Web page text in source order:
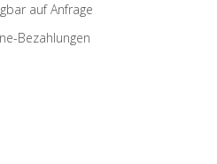
auf Anfrage
Bezahlungen